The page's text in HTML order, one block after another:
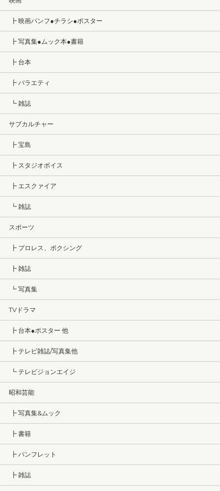
┣ 映画パンフ●チラシ●ポスター
┣ 写真集●ムック本●書籍
┣ 台本
┣ バラエティ
┗ 雑誌
サブカルチャー
┣ 宝島
┣ スタジオボイス
┣ エスクァイア
┗ 雑誌
スポーツ
┣ プロレス、ボクシング
┣ 雑誌
┗ 写真集
TVドラマ
┣ 台本●ポスター 他
┣ テレビ雑誌/写真集他
┗ テレビジョンエイジ
昭和芸能
┣ 写真集&ムック
┣ 書籍
┣ パンフレット
┣ 雑誌